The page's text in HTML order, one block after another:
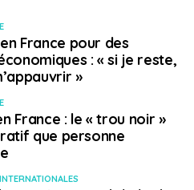
France pour des
: « si je reste,
»
France : le « trou noir »
que personne